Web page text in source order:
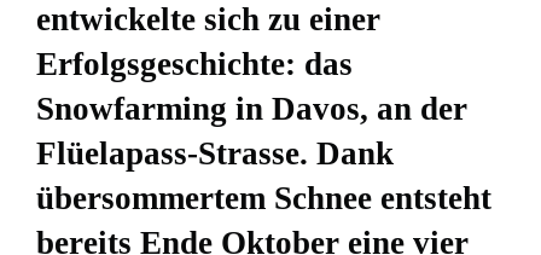
entwickelte sich zu einer
Erfolgsgeschichte: das
Snowfarming in Davos, an der
Flüelapass-Strasse. Dank
übersommertem Schnee entsteht
bereits Ende Oktober eine vier